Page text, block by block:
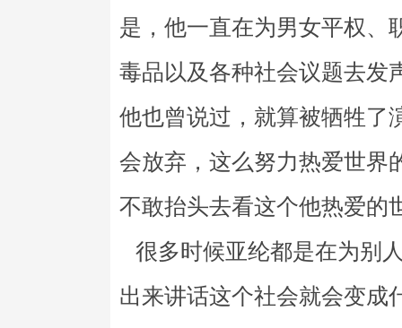
是，他一直在为男女平权、
毒品以及各种社会议题去发
他也曾说过，就算被牺牲了
会放弃，这么努力热爱世界
不敢抬头去看这个他热爱的
很多时候亚纶都是在为别
出来讲话这个社会就会变成